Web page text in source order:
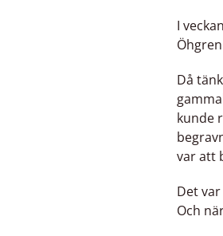
I
Då
kunde
var att
Det
Och